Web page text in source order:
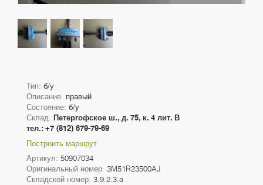
Тип: б/у
Описание: правый
Состояние: б/у
Склад: Петергофское ш., д. 75, к. 4 лит. В
тел.: +7 (812) 679-79-69
Построить маршрут
Артикул: 50907034
Оригинальный номер: 3M51R23500AJ
Складской номер: 3.9.2.3.a